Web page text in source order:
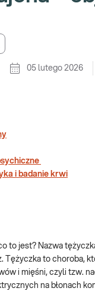
05 lutego 2026
i badanie krwi
to jest? Nazwa
Tężyczka to choroba,
i mięśni, czyli tzw.
na błonach